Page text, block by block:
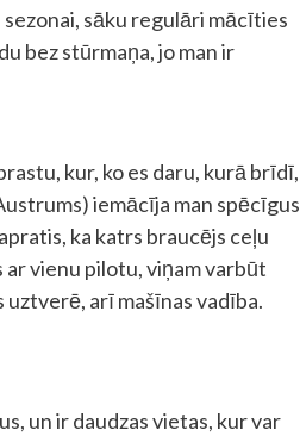
sāku regulāri mācīties
bez stūrmaņa, jo man ir
kur, ko es daru, kurā brīdī,
iemācīja man spēcīgus
ka katrs braucējs ceļu
ar vienu pilotu, viņam varbūt
arī mašīnas vadība.
un ir daudzas vietas, kur var